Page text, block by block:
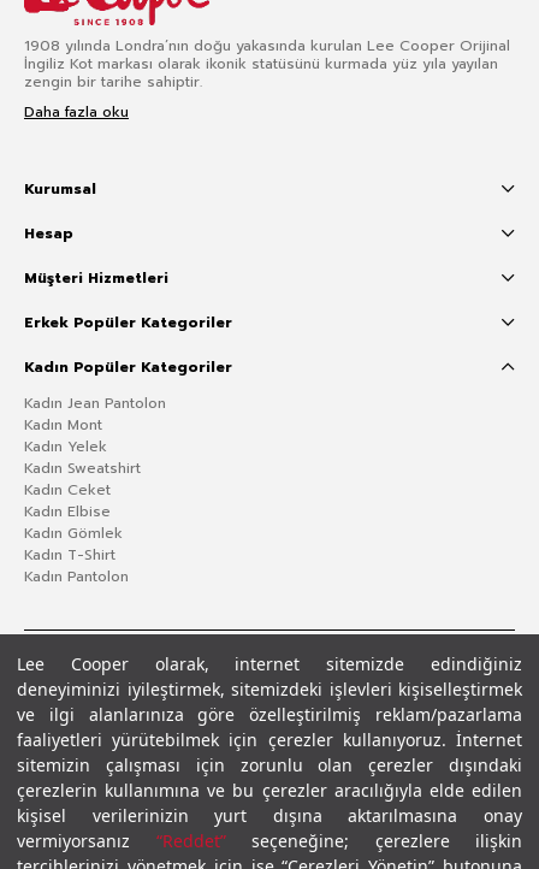
Lee Cooper olarak, internet sitemizde edindiğiniz
deneyiminizi iyileştirmek, sitemizdeki işlevleri kişiselleştirmek
ve ilgi alanlarınıza göre özelleştirilmiş reklam/pazarlama
faaliyetleri yürütebilmek için çerezler kullanıyoruz. İnternet
sitemizin çalışması için zorunlu olan çerezler dışındaki
çerezlerin kullanımına ve bu çerezler aracılığıyla elde edilen
kişisel verilerinizin yurt dışına aktarılmasına onay
vermiyorsanız “Reddet”seçeneğine; çerezlere ilişkin
1908 yılında Londra’nın doğu yakasında kurulan Lee Cooper Orijinal
İngiliz Kot markası olarak ikonik statüsünü kurmada yüz yıla yayılan
zengin bir tarihe sahiptir.
Daha fazla oku
Kurumsal
Hesap
Müşteri Hizmetleri
Erkek Popüler Kategoriler
Kadın Popüler Kategoriler
Kadın Jean Pantolon
Kadın Mont
Kadın Yelek
Kadın Sweatshirt
Kadın Ceket
Kadın Elbise
Kadın Gömlek
Kadın T-Shirt
Kadın Pantolon
Gizlilik PolitikasıÇerez Politikası KVKK Aydınlatma MetniŞartlar ve Koşullar
© 2026 Leecooper - Tüm Hakları Saklıdır.